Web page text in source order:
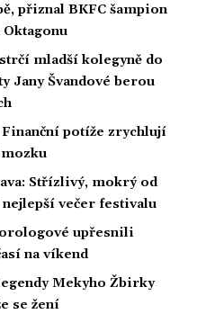
přiznal BKFC šampion
Oktagonu
mladší kolegyně do
Jany Švandové berou
Finanční potíže zrychlují
Střízlivý, mokrý od
večer festivalu
upřesnili
na víkend
Mekyho Žbirky
se žení